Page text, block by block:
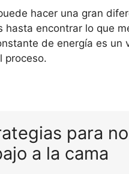
hacer una gran
encontrar lo que
de energía es un
proceso.
para
a la cama